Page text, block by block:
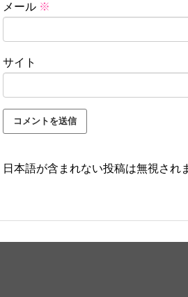
メール ※
サイト
日本語が含まれない投稿は無視され